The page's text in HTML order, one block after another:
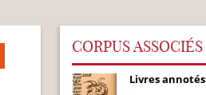
CORPUS ASSOCIÉS
Livres annotés